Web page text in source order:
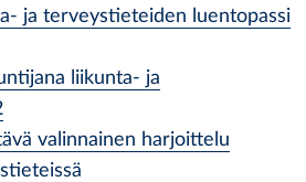
ja terveystieteiden luentopassi
liikunta- ja
valinnainen harjoittelu